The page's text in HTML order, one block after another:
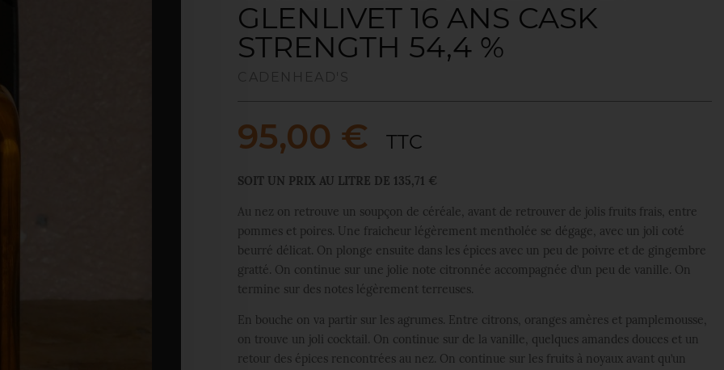
GLENLIVET 16 ANS CASK
STRENGTH 54,4 %
CADENHEAD'S
95,00 € TTC
SOIT UN PRIX AU LITRE DE 135,71 €
Au nez on retrouve un soupçon de céréale, avant de retrouver de jolis fruits frais, entre
pommes et poires. Une fraicheur légèrement mentholée se dégage, avec un joli coté
beurré délicat. On plonge ensuite dans les épices avec un peu de poivre et de gingembre
gratté. On continue sur une jolie note citronnée accompagnée d’un peu de vanille. On
termine sur des notes légèrement terreuses.
En bouche on va partir sur les agrumes. Entre citrons, oranges amères et pamplemousse,
on trouve un joli cocktail. On continue sur de la vanille, quelques amandes douces et un
retour des épices rencontrées au nez. On continue sur les fruits à noyaux avant qu’un